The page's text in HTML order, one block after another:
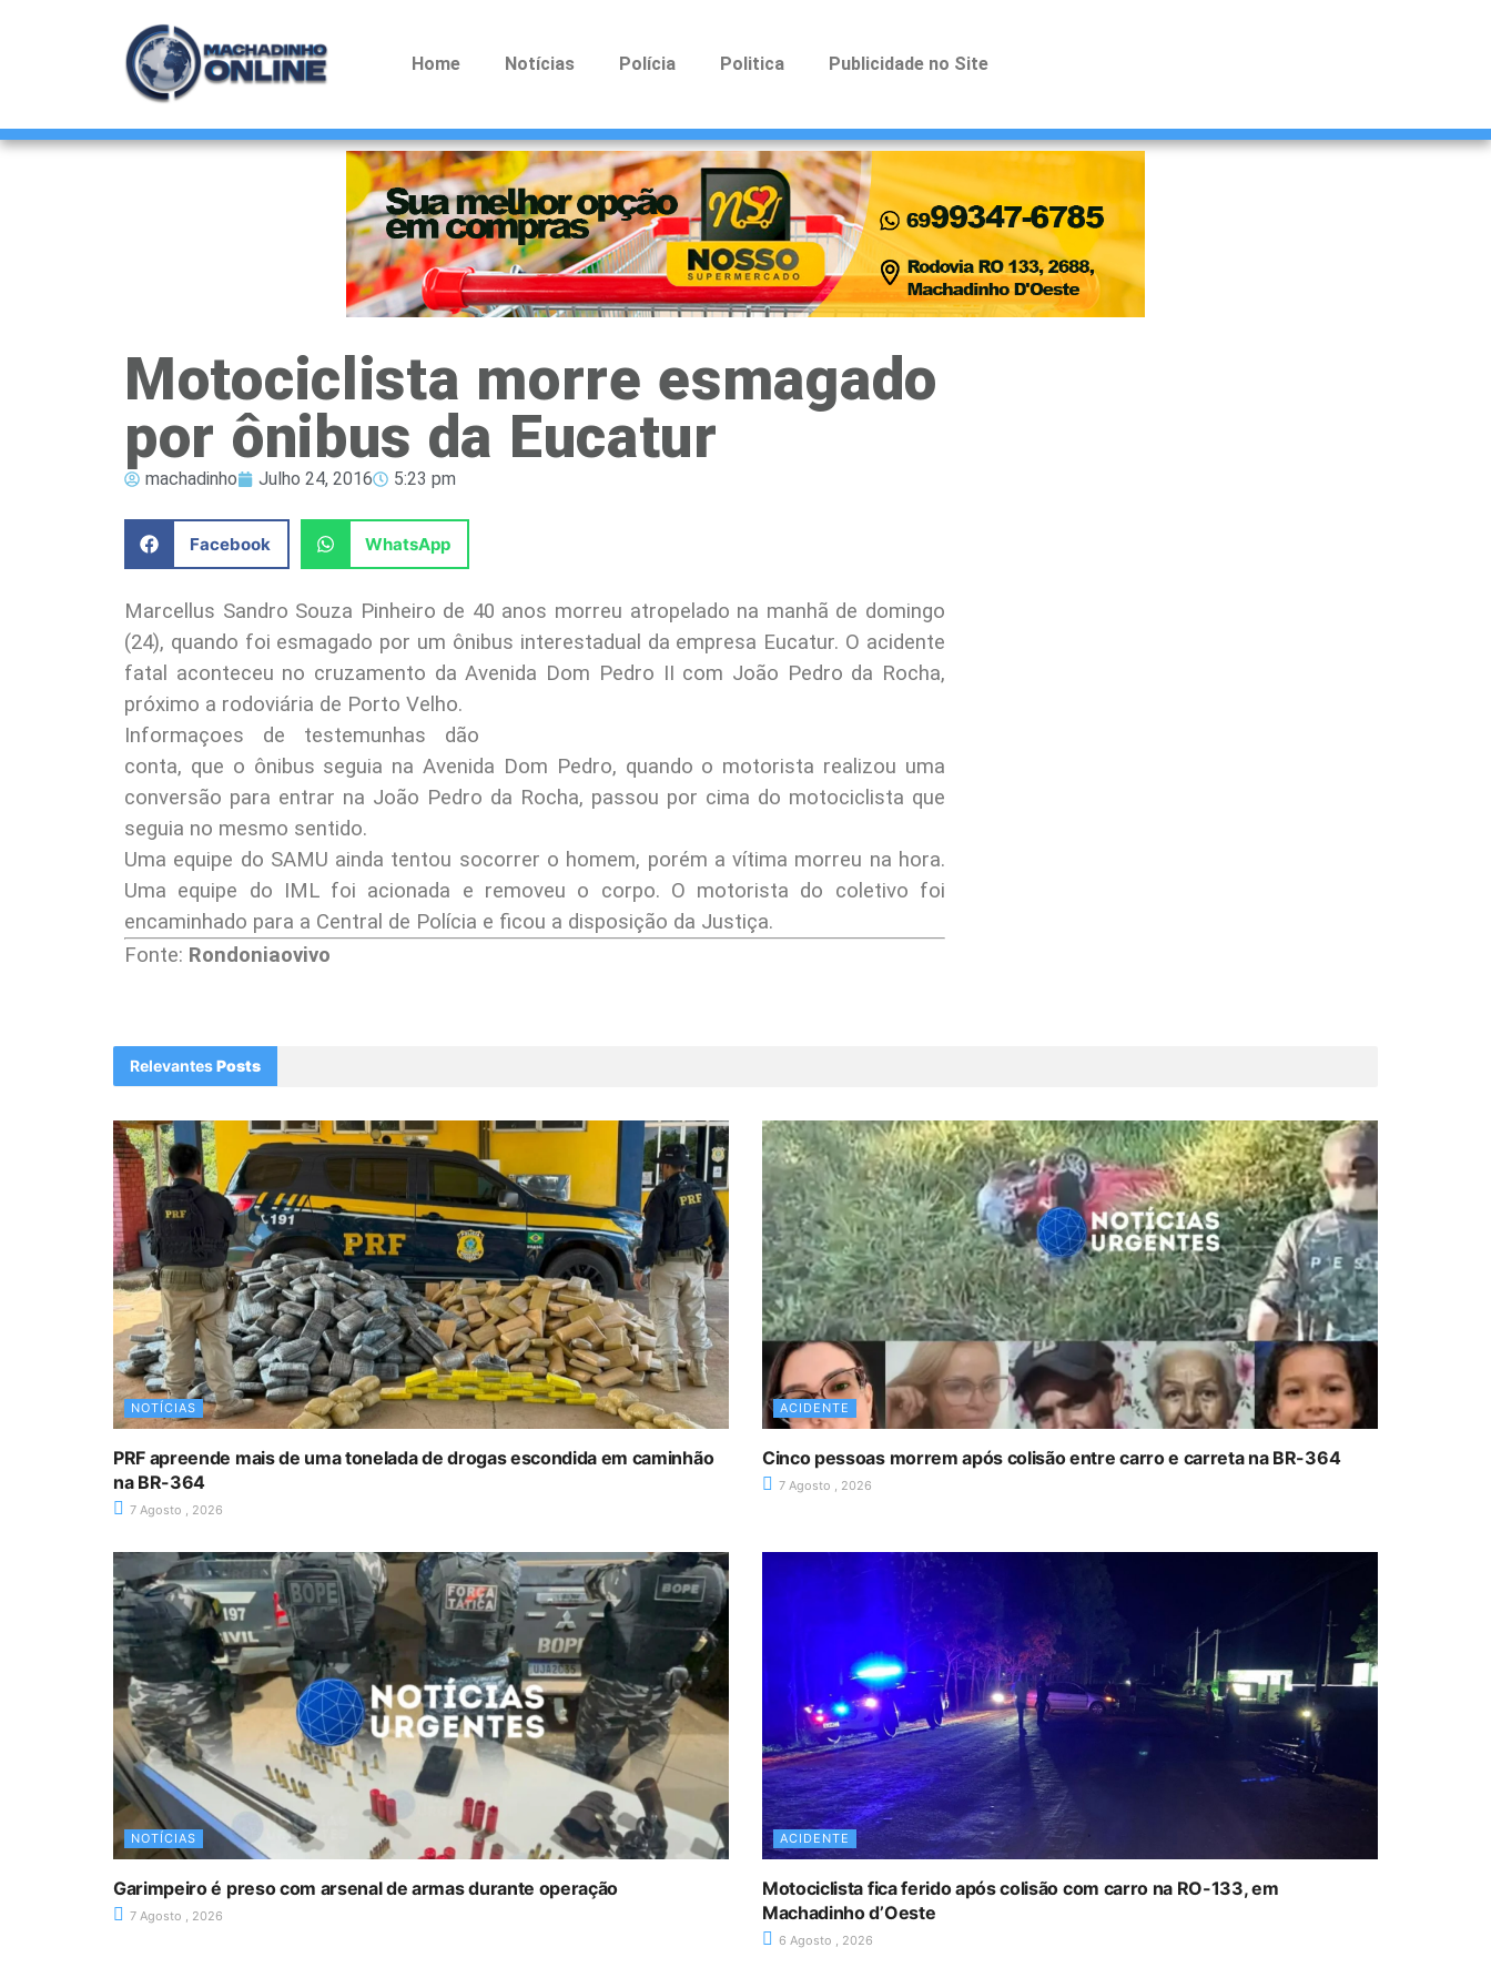
Home Notícias Polícia Politica Publicidade no Site
Motociclista morre esmagado
por ônibus da Eucatur
machadinho Julho 24, 2016 5:23 pm
Facebook WhatsApp
Marcellus Sandro Souza Pinheiro de 40 anos morreu atropelado na manhã de domingo
(24), quando foi esmagado por um ônibus interestadual da empresa Eucatur. O acidente
fatal aconteceu no cruzamento da Avenida Dom Pedro II com João Pedro da Rocha,
próximo a rodoviária de Porto Velho.
Informaçoes de testemunhas dão
conta, que o ônibus seguia na Avenida Dom Pedro, quando o motorista realizou uma
conversão para entrar na João Pedro da Rocha, passou por cima do motociclista que
seguia no mesmo sentido.
Uma equipe do SAMU ainda tentou socorrer o homem, porém a vítima morreu na hora.
Uma equipe do IML foi acionada e removeu o corpo. O motorista do coletivo foi
encaminhado para a Central de Polícia e ficou a disposição da Justiça.
Fonte: Rondoniaovivo
RelevantesPosts
NOTÍCIAS
PRF apreende mais de uma tonelada de drogas escondida em caminhão
na BR-364
7 Agosto , 2026
ACIDENTE
Cinco pessoas morrem após colisão entre carro e carreta na BR-364
7 Agosto , 2026
NOTÍCIAS
Garimpeiro é preso com arsenal de armas durante operação
7 Agosto , 2026
ACIDENTE
Motociclista fica ferido após colisão com carro na RO-133, em
Machadinho d’Oeste
6 Agosto , 2026